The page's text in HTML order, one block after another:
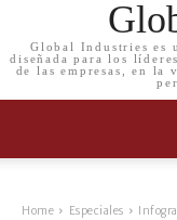
Global Industries es
diseñada para los
de las empresas, en
Home Especiales